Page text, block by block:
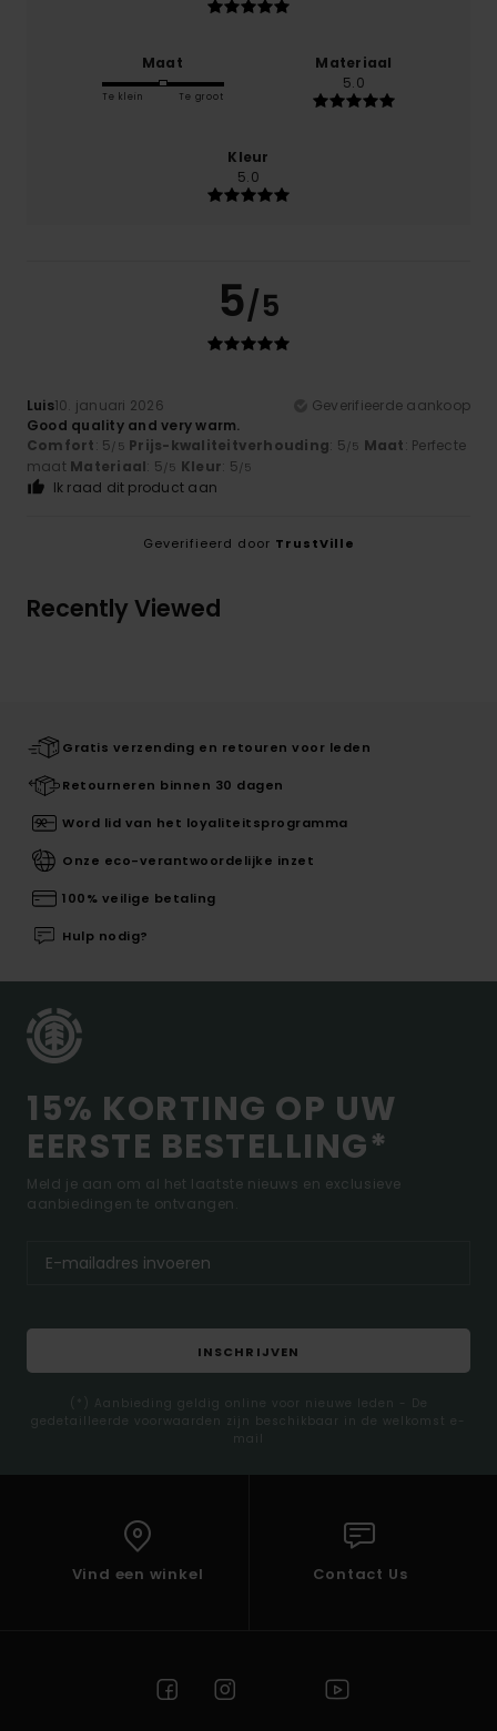
Maat
Te klein Te groot
Materiaal
5.0
Kleur
5.0
5/5
Luis10. januari 2026
Geverifieerde aankoop
Good quality and very warm.
Comfort: 5/5 Prijs-kwaliteitverhouding: 5/5 Maat: Perfecte
maat Materiaal: 5/5 Kleur: 5/5
Ik raad dit product aan
Geverifieerd door TrustVille
Recently Viewed
Gratis verzending en retouren voor leden
Retourneren binnen 30 dagen
Word lid van het loyaliteitsprogramma
Onze eco-verantwoordelijke inzet
100% veilige betaling
Hulp nodig?
15% KORTING OP UW
EERSTE BESTELLING*
Meld je aan om al het laatste nieuws en exclusieve
aanbiedingen te ontvangen.
INSCHRIJVEN
(*) Aanbieding geldig online voor nieuwe leden - De
gedetailleerde voorwaarden zijn beschikbaar in de welkomst e-
mail
Vind een winkel Contact Us